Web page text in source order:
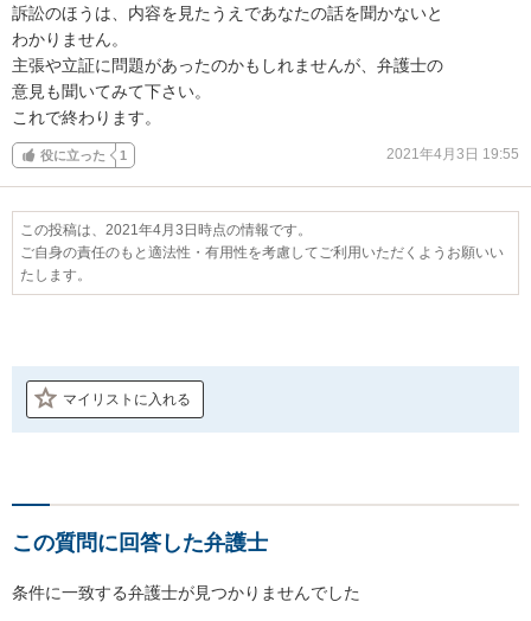
訴訟のほうは、内容を見たうえであなたの話を聞かないと
わかりません。
主張や立証に問題があったのかもしれませんが、弁護士の
意見も聞いてみて下さい。
これで終わります。
役に立った 1 2021年4月3日 19:55
この投稿は、2021年4月3日時点の情報です。
ご自身の責任のもと適法性・有用性を考慮してご利用いただくようお願いい
たします。
マイリストに入れる
この質問に回答した弁護士
条件に一致する弁護士が見つかりませんでした